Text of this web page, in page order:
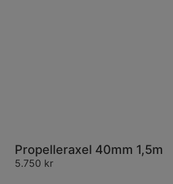
Propelleraxel 40mm 1,5m
5.750 kr